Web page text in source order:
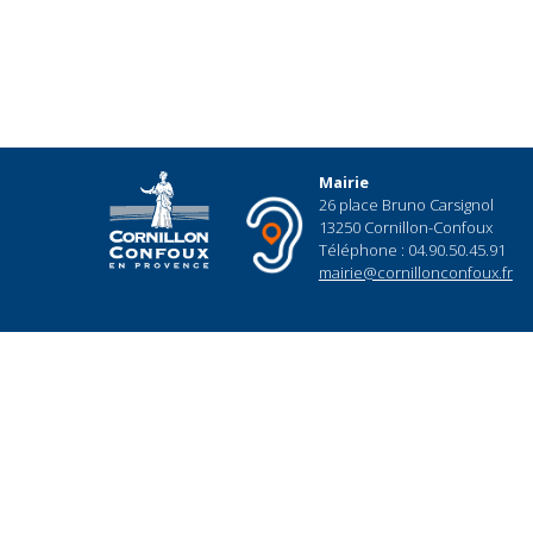
Mairie
26 place Bruno Carsignol
13250 Cornillon-Confoux
Téléphone : 04.90.50.45.91
mairie@cornillonconfoux.fr